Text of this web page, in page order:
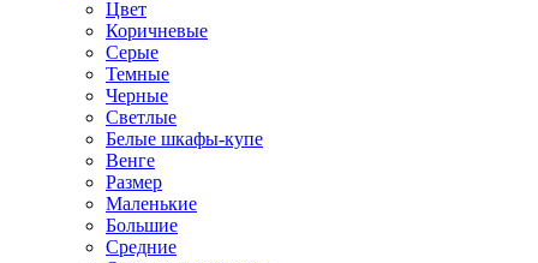
Цвет
Коричневые
Серые
Темные
Черные
Светлые
Белые шкафы-купе
Венге
Размер
Маленькие
Большие
Средние